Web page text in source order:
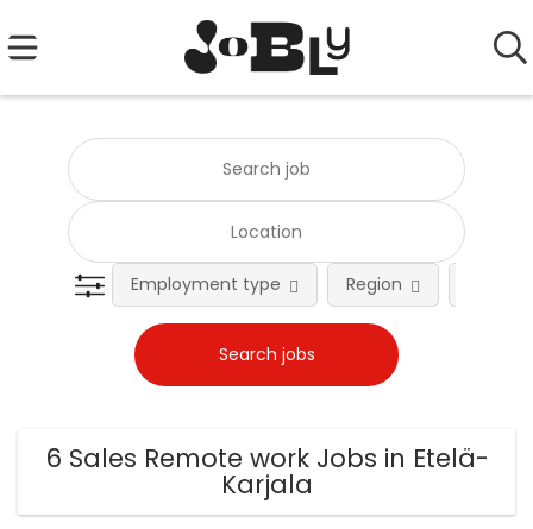
Employment type Region
6 Sales Remote work Jobs in Etelä-
Karjala